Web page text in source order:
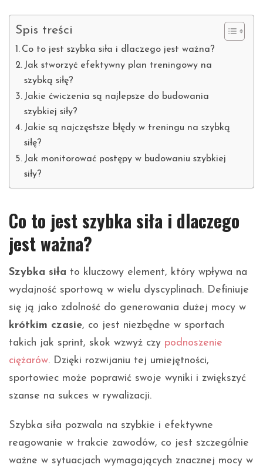
Spis treści
Co to jest szybka siła i dlaczego jest ważna?
Jak stworzyć efektywny plan treningowy na
szybką siłę?
Jakie ćwiczenia są najlepsze do budowania
szybkiej siły?
Jakie są najczęstsze błędy w treningu na szybką
siłę?
Jak monitorować postępy w budowaniu szybkiej
siły?
Co to jest szybka siła i dlaczego
jest ważna?
Szybka siła to kluczowy element, który wpływa na
wydajność sportową w wielu dyscyplinach. Definiuje
się ją jako zdolność do generowania dużej mocy w
krótkim czasie, co jest niezbędne w sportach
takich jak sprint, skok wzwyż czy podnoszenie
ciężarów. Dzięki rozwijaniu tej umiejętności,
sportowiec może poprawić swoje wyniki i zwiększyć
szanse na sukces w rywalizacji.
Szybka siła pozwala na szybkie i efektywne
reagowanie w trakcie zawodów, co jest szczególnie
ważne w sytuacjach wymagających znacznej mocy w